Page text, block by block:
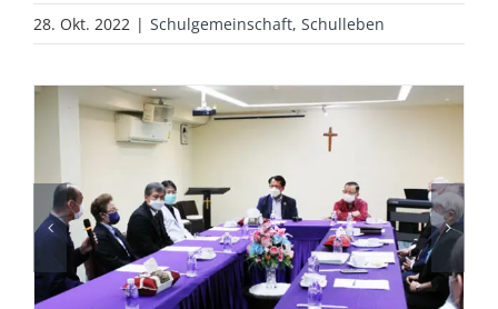
28. Okt. 2022 | Schulgemeinschaft, Schulleben